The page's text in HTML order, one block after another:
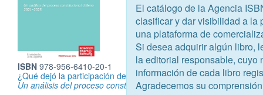
ISBN 978-956-6410-20-1
¿Qué dejó la participación de independientes?
Un análisis del proceso constitucional chileno 2021-2023
El catálogo de la Agencia
clasificar y dar visibilidad a la
una plataforma de
Si desea adquirir algún libro,
la editorial responsable, cuyo
información de cada libro
Agradecemos su